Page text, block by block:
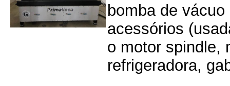
bomba de
acessórios
o motor spindle,
refrigeradora,